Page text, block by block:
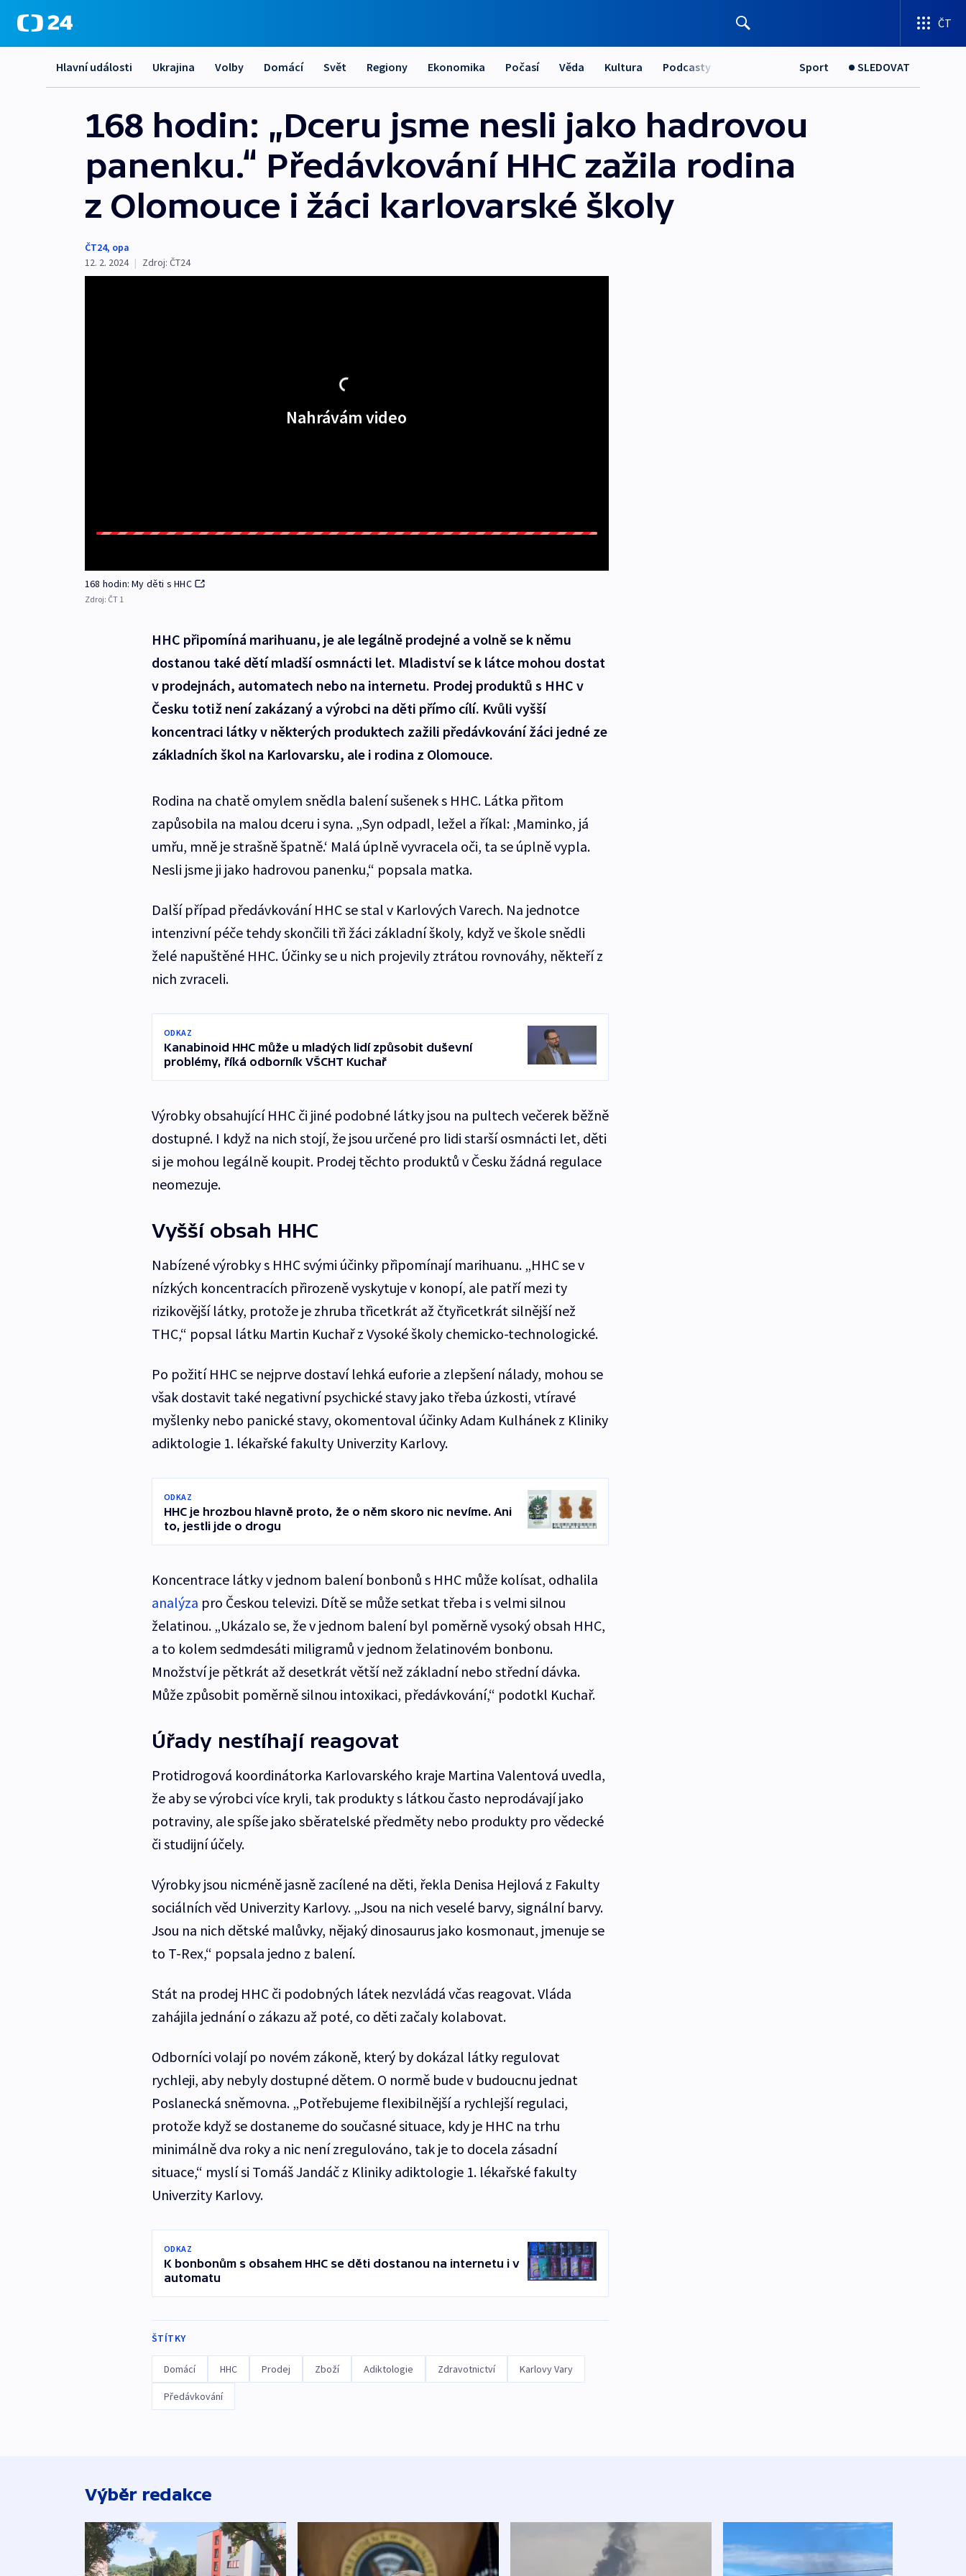
ČT
Hlavní události Ukrajina Volby Domácí Svět Regiony Ekonomika Počasí Věda Kultura Podcasty Sport SLEDOVAT
168 hodin: „Dceru jsme nesli jako hadrovou
panenku.“ Předávkování HHC zažila rodina
z Olomouce i žáci karlovarské školy
ČT24, opa
12. 2. 2024 | Zdroj: ČT24
Nahrávám video
168 hodin: My děti s HHC
Zdroj: ČT 1
HHC připomíná marihuanu, je ale legálně prodejné a volně se k němu
dostanou také dětí mladší osmnácti let. Mladiství se k látce mohou dostat
v prodejnách, automatech nebo na internetu. Prodej produktů s HHC v
Česku totiž není zakázaný a výrobci na děti přímo cílí. Kvůli vyšší
koncentraci látky v některých produktech zažili předávkování žáci jedné ze
základních škol na Karlovarsku, ale i rodina z Olomouce.
Rodina na chatě omylem snědla balení sušenek s HHC. Látka přitom
zapůsobila na malou dceru i syna. „Syn odpadl, ležel a říkal: ‚Maminko, já
umřu, mně je strašně špatně.‘ Malá úplně vyvracela oči, ta se úplně vypla.
Nesli jsme ji jako hadrovou panenku,“ popsala matka.
Další případ předávkování HHC se stal v Karlových Varech. Na jednotce
intenzivní péče tehdy skončili tři žáci základní školy, když ve škole snědli
želé napuštěné HHC. Účinky se u nich projevily ztrátou rovnováhy, někteří z
nich zvraceli.
ODKAZ
Kanabinoid HHC může u mladých lidí způsobit duševní
problémy, říká odborník VŠCHT Kuchař
Výrobky obsahující HHC či jiné podobné látky jsou na pultech večerek běžně
dostupné. I když na nich stojí, že jsou určené pro lidi starší osmnácti let, děti
si je mohou legálně koupit. Prodej těchto produktů v Česku žádná regulace
neomezuje.
Vyšší obsah HHC
Nabízené výrobky s HHC svými účinky připomínají marihuanu. „HHC se v
nízkých koncentracích přirozeně vyskytuje v konopí, ale patří mezi ty
rizikovější látky, protože je zhruba třicetkrát až čtyřicetkrát silnější než
THC,“ popsal látku Martin Kuchař z Vysoké školy chemicko-technologické.
Po požití HHC se nejprve dostaví lehká euforie a zlepšení nálady, mohou se
však dostavit také negativní psychické stavy jako třeba úzkosti, vtíravé
myšlenky nebo panické stavy, okomentoval účinky Adam Kulhánek z Kliniky
adiktologie 1. lékařské fakulty Univerzity Karlovy.
ODKAZ
HHC je hrozbou hlavně proto, že o něm skoro nic nevíme. Ani
to, jestli jde o drogu
Koncentrace látky v jednom balení bonbonů s HHC může kolísat, odhalila
analýza pro Českou televizi. Dítě se může setkat třeba i s velmi silnou
želatinou. „Ukázalo se, že v jednom balení byl poměrně vysoký obsah HHC,
a to kolem sedmdesáti miligramů v jednom želatinovém bonbonu.
Množství je pětkrát až desetkrát větší než základní nebo střední dávka.
Může způsobit poměrně silnou intoxikaci, předávkování,“ podotkl Kuchař.
Úřady nestíhají reagovat
Protidrogová koordinátorka Karlovarského kraje Martina Valentová uvedla,
že aby se výrobci více kryli, tak produkty s látkou často neprodávají jako
potraviny, ale spíše jako sběratelské předměty nebo produkty pro vědecké
či studijní účely.
Výrobky jsou nicméně jasně zacílené na děti, řekla Denisa Hejlová z Fakulty
sociálních věd Univerzity Karlovy. „Jsou na nich veselé barvy, signální barvy.
Jsou na nich dětské malůvky, nějaký dinosaurus jako kosmonaut, jmenuje se
to T-Rex,“ popsala jedno z balení.
Stát na prodej HHC či podobných látek nezvládá včas reagovat. Vláda
zahájila jednání o zákazu až poté, co děti začaly kolabovat.
Odborníci volají po novém zákoně, který by dokázal látky regulovat
rychleji, aby nebyly dostupné dětem. O normě bude v budoucnu jednat
Poslanecká sněmovna. „Potřebujeme flexibilnější a rychlejší regulaci,
protože když se dostaneme do současné situace, kdy je HHC na trhu
minimálně dva roky a nic není zregulováno, tak je to docela zásadní
situace,“ myslí si Tomáš Jandáč z Kliniky adiktologie 1. lékařské fakulty
Univerzity Karlovy.
ODKAZ
K bonbonům s obsahem HHC se děti dostanou na internetu i v
automatu
ŠTÍTKY
Domácí HHC Prodej Zboží Adiktologie Zdravotnictví Karlovy Vary
Předávkování
Výběr redakce